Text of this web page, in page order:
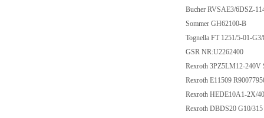
Bucher RVSAE3/6DSZ-
Sommer GH62100-B
Tognella FT 1251/5-01-
GSR NR:U2262400
Rexroth 3PZ5LM12-240V
Rexroth E11509
Rexroth HEDE10A1-2X/
Rexroth DBDS20 G10/